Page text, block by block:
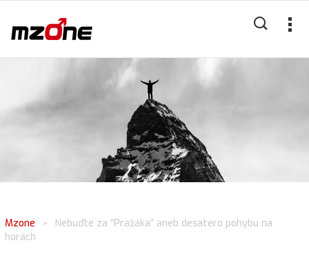
Mzone >
Nebuďte za “Pražáka” aneb desatero pohybu na
horách